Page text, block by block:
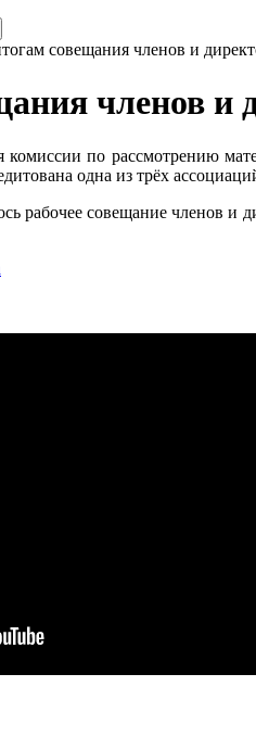
совещания членов и
членов и
комиссии по рассмотрению
одна из трёх
рабочее совещание членов